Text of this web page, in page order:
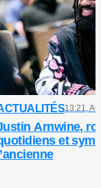
13:21,
Arnwine,
et